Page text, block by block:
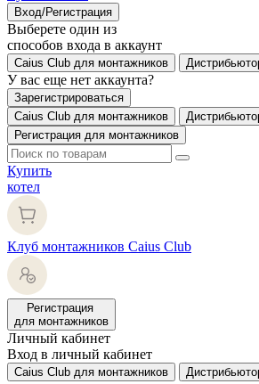
Вход/Регистрация
Выберете один из
способов входа в аккаунт
Caius Club для монтажников
У вас еще нет аккаунта?
Зарегистрироваться
Caius Club для монтажников
Регистрация для монтажников
Купить
котел
Клуб монтажников Caius Club
Регистрация
для монтажников
Личный кабинет
Вход в личный кабинет
Caius Club для монтажников